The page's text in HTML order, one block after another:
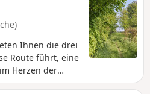
Ihnen die drei
Route führt, eine
Herzen der